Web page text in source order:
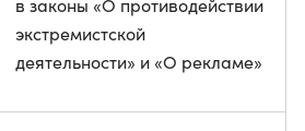
в законы «О противодействии
экстремистской
деятельности» и «О рекламе»